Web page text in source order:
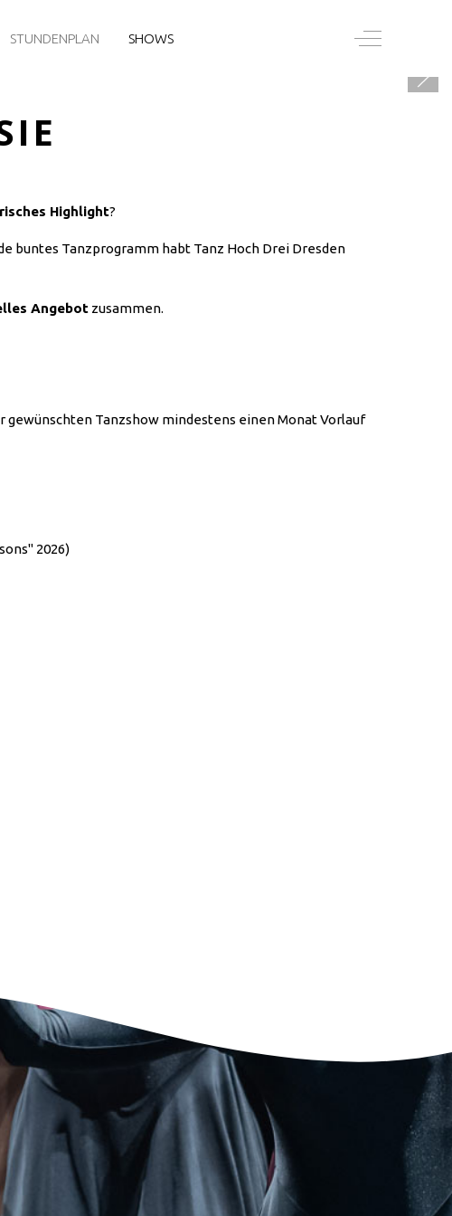
STUNDENPLAN SHOWS Off-Canvas
Highlight?
buntes Tanzprogramm habt Tanz Hoch Drei Dresden
Angebot zusammen.
gewünschten Tanzshow mindestens einen Monat Vorlauf
2026)